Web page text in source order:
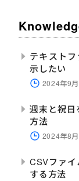
テキスト
示したい
2024年9
週末と祝日
方法
2024年8
CSVファ
する方法